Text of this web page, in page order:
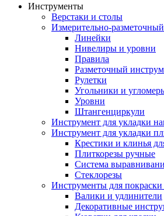
Инструменты
Верстаки и столы
Измерительно-
Линейки
Нивелиры и уровни
Правила
Разметочный
Рулетки
Угольники и
Уровни
Штангенциркули
Инструмент для укладки
Инструмент для укладки
Крестики и клинья
Плиткорезы ручные
Система
Стеклорезы
Инструменты для покраски
Валики и удлинители
Декоративные